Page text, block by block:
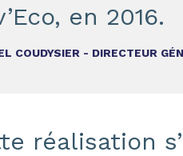
en 2016.
COUDYSIER - DIRECTEUR
réalisation